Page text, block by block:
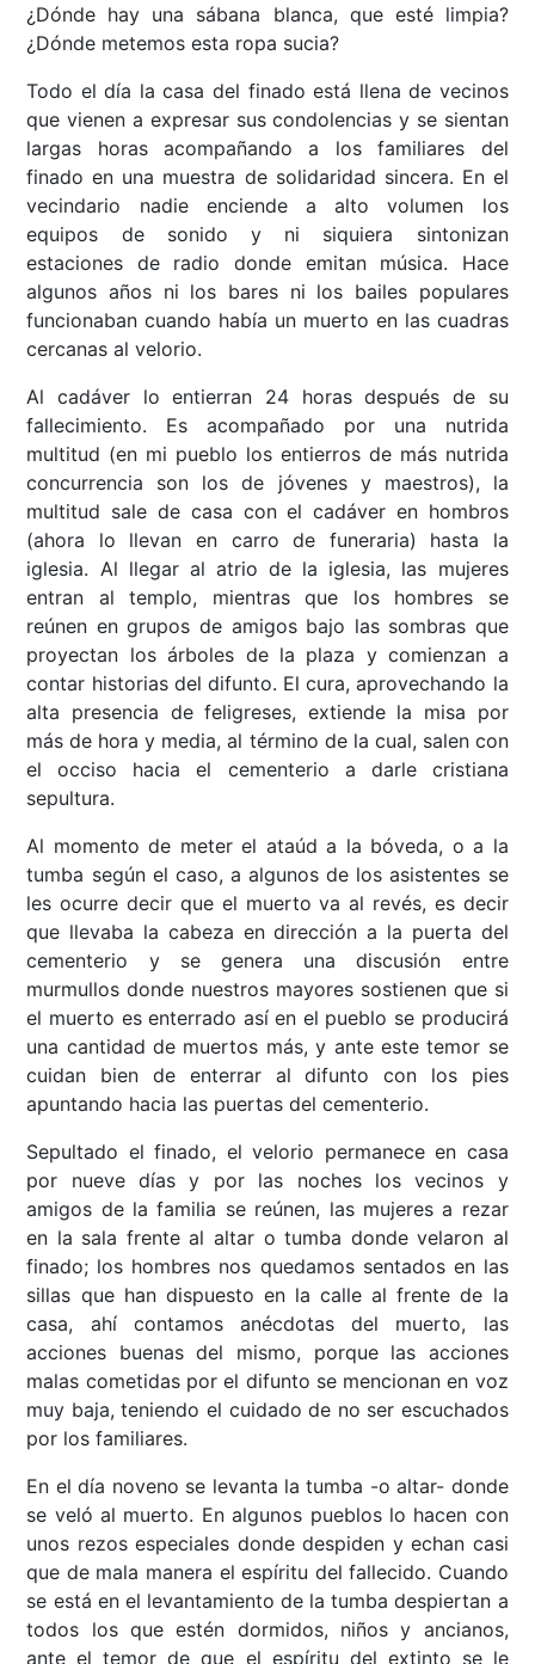
¿Dónde hay una sábana blanca, que esté limpia?
¿Dónde metemos esta ropa sucia?
Todo el día la casa del finado está llena de vecinos
que vienen a expresar sus condolencias y se sientan
largas horas acompañando a los familiares del
finado en una muestra de solidaridad sincera. En el
vecindario nadie enciende a alto volumen los
equipos de sonido y ni siquiera sintonizan
estaciones de radio donde emitan música. Hace
algunos años ni los bares ni los bailes populares
funcionaban cuando había un muerto en las cuadras
cercanas al velorio.
Al cadáver lo entierran 24 horas después de su
fallecimiento. Es acompañado por una nutrida
multitud (en mi pueblo los entierros de más nutrida
concurrencia son los de jóvenes y maestros), la
multitud sale de casa con el cadáver en hombros
(ahora lo llevan en carro de funeraria) hasta la
iglesia. Al llegar al atrio de la iglesia, las mujeres
entran al templo, mientras que los hombres se
reúnen en grupos de amigos bajo las sombras que
proyectan los árboles de la plaza y comienzan a
contar historias del difunto. El cura, aprovechando la
alta presencia de feligreses, extiende la misa por
más de hora y media, al término de la cual, salen con
el occiso hacia el cementerio a darle cristiana
sepultura.
Al momento de meter el ataúd a la bóveda, o a la
tumba según el caso, a algunos de los asistentes se
les ocurre decir que el muerto va al revés, es decir
que llevaba la cabeza en dirección a la puerta del
cementerio y se genera una discusión entre
murmullos donde nuestros mayores sostienen que si
el muerto es enterrado así en el pueblo se producirá
una cantidad de muertos más, y ante este temor se
cuidan bien de enterrar al difunto con los pies
apuntando hacia las puertas del cementerio.
Sepultado el finado, el velorio permanece en casa
por nueve días y por las noches los vecinos y
amigos de la familia se reúnen, las mujeres a rezar
en la sala frente al altar o tumba donde velaron al
finado; los hombres nos quedamos sentados en las
sillas que han dispuesto en la calle al frente de la
casa, ahí contamos anécdotas del muerto, las
acciones buenas del mismo, porque las acciones
malas cometidas por el difunto se mencionan en voz
muy baja, teniendo el cuidado de no ser escuchados
por los familiares.
En el día noveno se levanta la tumba -o altar- donde
se veló al muerto. En algunos pueblos lo hacen con
unos rezos especiales donde despiden y echan casi
que de mala manera el espíritu del fallecido. Cuando
se está en el levantamiento de la tumba despiertan a
todos los que estén dormidos, niños y ancianos,
ante el temor de que el espíritu del extinto se le